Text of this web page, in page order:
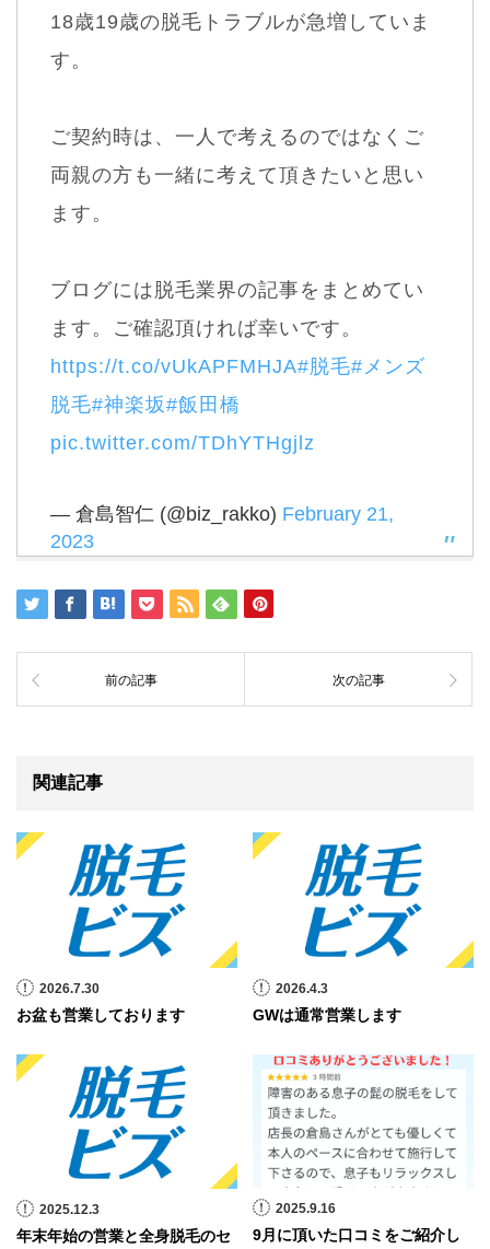
18歳19歳の脱毛トラブルが急増していま
す。
ご契約時は、一人で考えるのではなくご
両親の方も一緒に考えて頂きたいと思い
ます。
ブログには脱毛業界の記事をまとめてい
ます。ご確認頂ければ幸いです。
https://t.co/vUkAPFMHJA#脱毛#メンズ
脱毛#神楽坂#飯田橋
pic.twitter.com/TDhYTHgjlz
— 倉島智仁 (@biz_rakko) February 21,
2023
前の記事 次の記事
関連記事
2026.7.30
お盆も営業しております
2026.4.3
GWは通常営業します
2025.12.3
年末年始の営業と全身脱毛のセ
2025.9.16
9月に頂いた口コミをご紹介し